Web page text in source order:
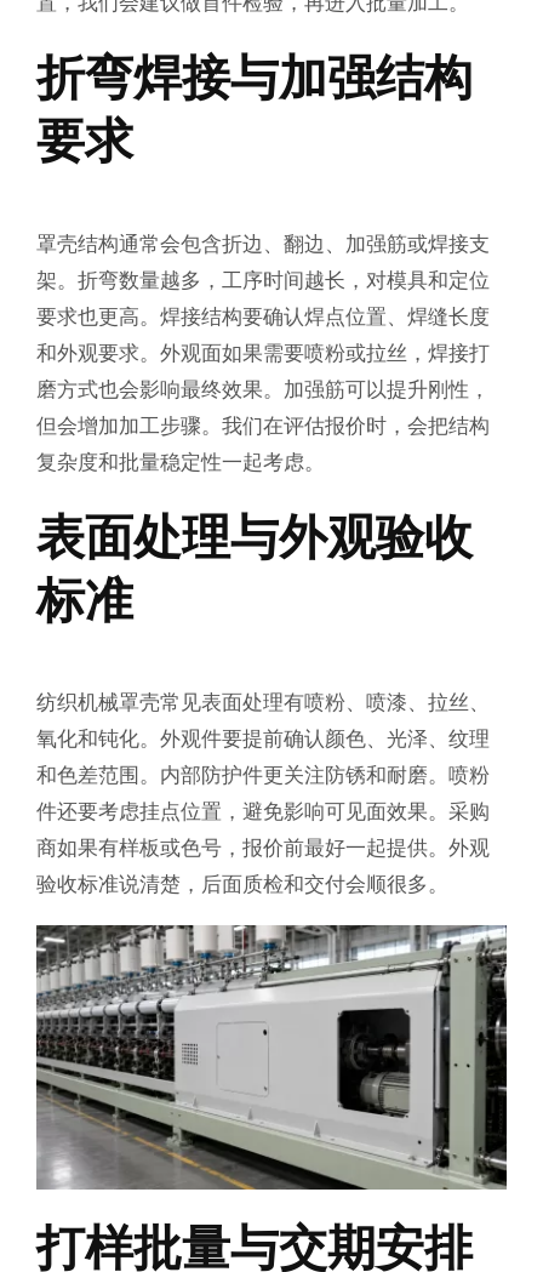
折弯焊接与加强结构
要求
罩壳结构通常会包含折边、翻边、加强筋或焊接支
架。折弯数量越多，工序时间越长，对模具和定位
要求也更高。焊接结构要确认焊点位置、焊缝长度
和外观要求。外观面如果需要喷粉或拉丝，焊接打
磨方式也会影响最终效果。加强筋可以提升刚性，
但会增加加工步骤。我们在评估报价时，会把结构
复杂度和批量稳定性一起考虑。
表面处理与外观验收
标准
纺织机械罩壳常见表面处理有喷粉、喷漆、拉丝、
氧化和钝化。外观件要提前确认颜色、光泽、纹理
和色差范围。内部防护件更关注防锈和耐磨。喷粉
件还要考虑挂点位置，避免影响可见面效果。采购
商如果有样板或色号，报价前最好一起提供。外观
验收标准说清楚，后面质检和交付会顺很多。
打样批量与交期安排